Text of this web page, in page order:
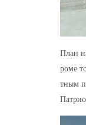
План
роме
тным